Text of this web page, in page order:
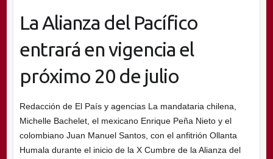
La Alianza del Pacífico
entrará en vigencia el
próximo 20 de julio
Redacción de El País y agencias La mandataria chilena,
Michelle Bachelet, el mexicano Enrique Peña Nieto y el
colombiano Juan Manuel Santos, con el anfitrión Ollanta
Humala durante el inicio de la X Cumbre de la Alianza del